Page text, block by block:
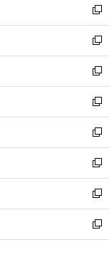
で
開
く
ド
ウ
で
開
く
ィ
ン
ド
ウ
で
開
く
い
ウ
ィ
ン
ド
ウ
で
開
く
新
し
い
ウ
ィ
ン
ド
ウ
で
開
く
新
し
い
ウ
ィ
ン
ド
ウ
で
開
く
新
し
い
ウ
ィ
ン
ド
ウ
で
開
く
新
し
い
ウ
ィ
ン
ド
ウ
で
開
新
し
い
ウ
ィ
ン
ド
ウ
新
し
い
ウ
ィ
ン
新
し
い
ウ
新
し